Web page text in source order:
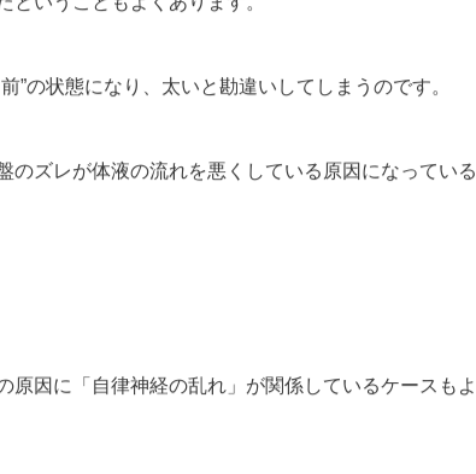
”の状態になり、太いと勘違いしてしまうのです。
のズレが体液の流れを悪くしている原因になっている
原因に「自律神経の乱れ」が関係しているケースもよ